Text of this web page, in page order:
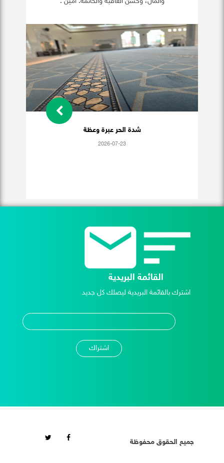
شدة الحر عبرة وعظة
2026-07-23
القائمة البريدية
اشترك بالقائمة البريدية ليصلك كل جديد
جميع الحقوق محفوظة